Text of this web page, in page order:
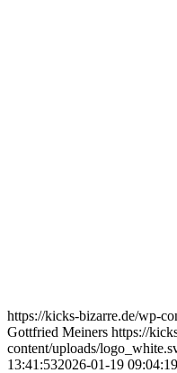
https://kicks-bizarre.de/wp-
Gottfried Meiners https://
content/uploads/
13:41:532026-01-19 09:04:19